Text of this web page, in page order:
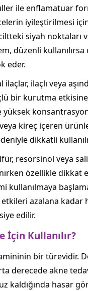
ile enflamatuar
iyileştirilmesi
siyah noktaları
düzenli kullanılırsa
eder.
ilaçlı veya
bir kurutma
yüksek
kireç içeren
dikkatli
resorsinol veya
özellikle dikkat
kullanılmaya
azalana kadar
edilir.
İçin Kullanılır?
bir türevidir.
derecede akne
kaldığında hasar